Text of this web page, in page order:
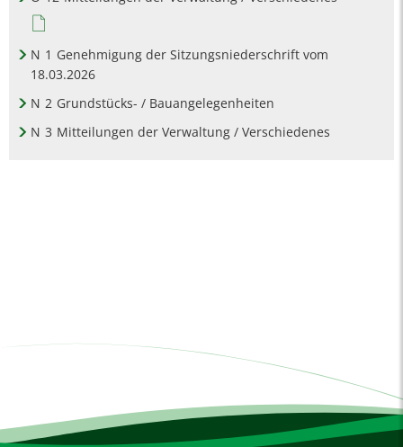
N 1 Genehmigung der Sitzungsniederschrift vom
18.03.2026
N 2 Grundstücks- / Bauangelegenheiten
N 3 Mitteilungen der Verwaltung / Verschiedenes